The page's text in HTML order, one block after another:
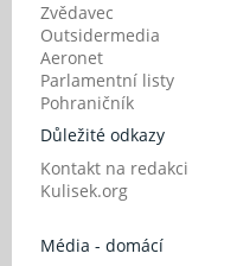
Zvědavec
Outsidermedia
Aeronet
Parlamentní listy
Pohraničník
Důležité odkazy
Kontakt na redakci
Kulisek.org
Média - domácí